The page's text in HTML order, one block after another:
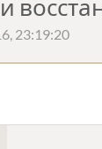
23:19:20